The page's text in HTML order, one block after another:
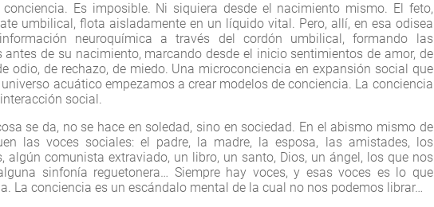
Es imposible. Ni siquiera desde el nacimiento mismo. El feto,
umbilical, flota aisladamente en un líquido vital. Pero, allí, en esa odisea
neuroquímica a través del cordón umbilical, formando las
antes de su nacimiento, marcando desde el inicio sentimientos de amor, de
odio, de rechazo, de miedo. Una microconciencia en expansión social que
universo acuático empezamos a crear modelos de conciencia. La conciencia
social.
se da, no se hace en soledad, sino en sociedad. En el abismo mismo de
las voces sociales: el padre, la madre, la esposa, las amistades, los
algún comunista extraviado, un libro, un santo, Dios, un ángel, los que nos
sinfonía reguetonera… Siempre hay voces, y esas voces es lo que
La conciencia es un escándalo mental de la cual no nos podemos librar…